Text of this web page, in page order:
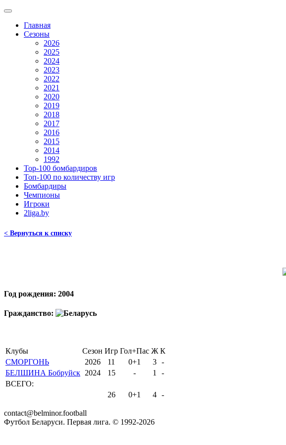
Главная
Сезоны
2026
2025
2024
2023
2022
2021
2020
2019
2018
2017
2016
2015
2014
1992
Top-100 бомбардиров
Топ-100 по количеству игр
Бомбардиры
Чемпионы
Игроки
2liga.by
< Вернуться к списку
Год рождения: 2004
Гражданство:
Клубы Сезон Игр Гол+Пас Ж К
СМОРГОНЬ
2026 11 0+1 3 -
БЕЛШИНА Бобруйск 2024 15 - 1
-
ВСЕГО:
26
0+1 4 -
contact@belminor.football
Футбол Беларуси. Первая лига. © 1992-2026